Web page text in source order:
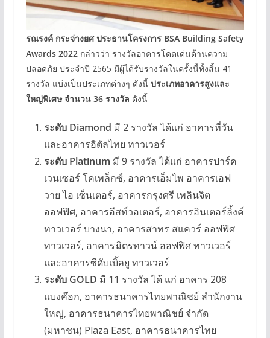
รณรงค์ กระจ่างยศ ประธานโครงการ BSA Building Safety
Awards 2022กล่าวว่า รางวัลอาคารโดดเด่นด้านความ
ปลอดภัย ประจำปี 2565 มีผู้ได้รับรางวัลในครั้งนี้ทั้งสิ้น 41
รางวัล แบ่งเป็นประเภทต่างๆ ดังนี้ ประเภทอาคารสูงและ
ใหญ่พิเศษ จำนวน 36 รางวัล ดังนี้
ระดับ Diamond มี 2 รางวัล ได้แก่ อาคารที่วัน
และอาคารอิตัลไทย ทาวเวอร์
ระดับ Platinum มี 9 รางวัล ได้แก่ อาคารปาร์ค
เวนเซอร์ โคเพล็กซ์, อาคารเอ็มไพ อาคารเอฟ
วาย ไอ เซ็นเตอร์, อาคารกรุงศรี เพลินจิต
ออฟฟิศ, อาคารอีสท์วอเตอร์, อาคารอินเตอร์ลิ้งค์
ทาวเวอร์ บางนา, อาคารสาทร สแควร์ ออฟฟิศ
ทาวเวอร์, อาคารมิตรทาวน์ ออฟฟิศ ทาวเวอร์
และอาคารซีดับเบิ้ลยู ทาวเวอร์
ระดับ GOLD มี 11 รางวัล ได้ แก่ อาคาร 208
แบงค๊อก, อาคารธนาคารไทยพาณิชย์ สำนักงาน
ใหญ่, อาคารธนาคารไทยพาณิชย์ จำกัด
(มหาชน) Plaza East, อาคารธนาคารไทย